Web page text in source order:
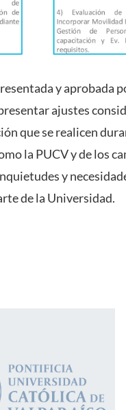
y aprobada
ajustes
que se realicen
la PUCV y de los
y
de la Universidad.